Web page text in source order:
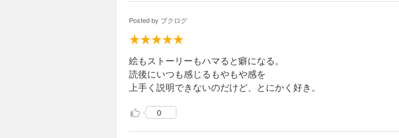
Posted by ブクログ
絵もストーリーもハマると癖になる。
読後にいつも感じるもやもや感を
上手く説明できないのだけど、とにかく好き。
0